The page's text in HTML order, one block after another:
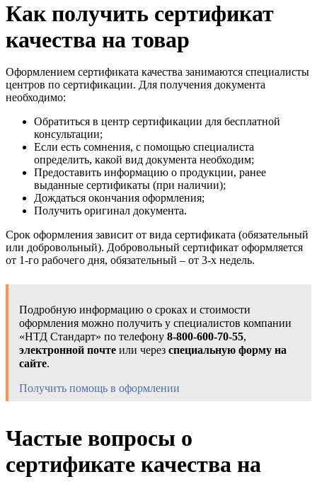
Как получить сертификат
качества на товар
Оформлением сертификата качества занимаются специалисты
центров по сертификации. Для получения документа
необходимо:
Обратиться в центр сертификации для бесплатной
консультации;
Если есть сомнения, с помощью специалиста
определить, какой вид документа необходим;
Предоставить информацию о продукции, ранее
выданные сертификаты (при наличии);
Дождаться окончания оформления;
Получить оригинал документа.
Срок оформления зависит от вида сертификата (обязательный
или добровольный). Добровольный сертификат оформляется
от 1-го рабочего дня, обязательный – от 3-х недель.
Подробную информацию о сроках и стоимости
оформления можно получить у специалистов компании
«НТД Стандарт» по телефону 8-800-600-70-55,
электронной почте или через специальную форму на
сайте.
Получить помощь в оформлении
Частые вопросы о
сертификате качества на